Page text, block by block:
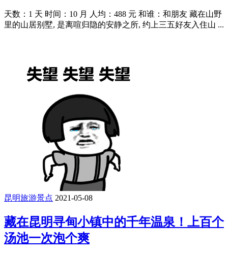
天数：1 天 时间：10 月 人均：488 元 和谁：和朋友 藏在山野
里的山居别墅, 是离喧归隐的安静之所, 约上三五好友入住山 ...
昆明旅游景点 2021-05-08
藏在昆明寻甸小镇中的千年温泉！上百个
汤池一次泡个爽